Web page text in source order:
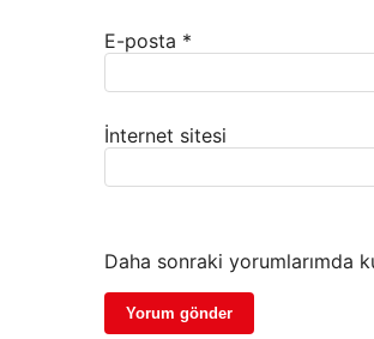
E-posta *
İnternet sitesi
Daha sonraki yorumlarımda